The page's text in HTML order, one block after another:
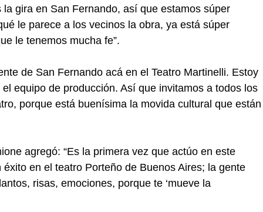
gira en San Fernando, así que estamos súper
le parece a los vecinos la obra, ya está súper
le tenemos mucha fe”.
de San Fernando acá en el Teatro Martinelli. Estoy
equipo de producción. Así que invitamos a todos los
porque está buenísima la movida cultural que están
agregó: “Es la primera vez que actúo en este
en el teatro Porteño de Buenos Aires; la gente
risas, emociones, porque te ‘mueve la